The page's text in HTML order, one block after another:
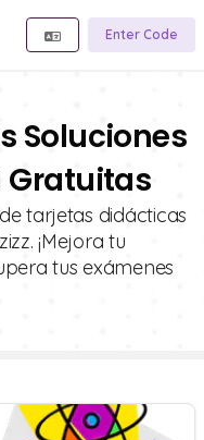
Enter Code
Soluciones
Gratuitas
tarjetas didácticas
¡Mejora tu
tus exámenes